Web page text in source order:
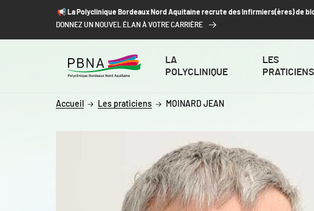
ALLER AU CONTENU
ALLER À LA RECHERCHE
📢​ La Polyclinique Bordeaux Nord Aquitaine recrute des Infirmiers(ères) de
DONNEZ UN NOUVEL ÉLAN À VOTRE CARRIÈRE
LA
POLYCLINIQUE
LES
PRATICIENS
Accueil Les praticiens MOINARD JEAN